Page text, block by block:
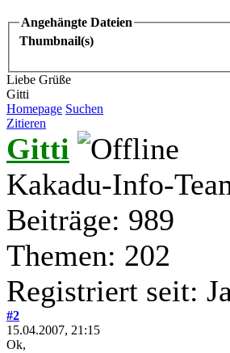
Angehängte Dateien
Thumbnail(s)
Liebe Grüße
Gitti
Homepage Suchen
Zitieren
Gitti
Kakadu-Info-
Beiträge: 989
Themen: 202
Registriert seit:
#2
15.04.2007, 21:15
Ok,